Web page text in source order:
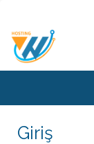
Giriş